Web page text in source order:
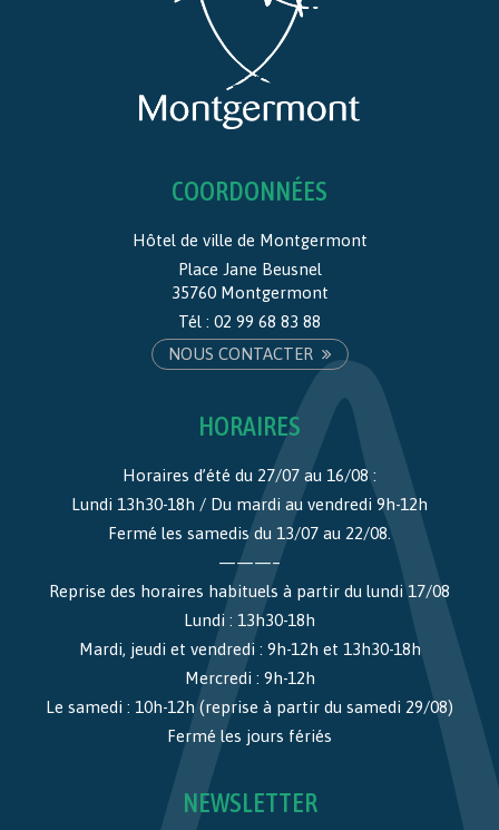
COORDONNÉES
Hôtel de ville de Montgermont
Place Jane Beusnel
35760 Montgermont
Tél : 02 99 68 83 88
NOUS CONTACTER
HORAIRES
Horaires d’été du 27/07 au 16/08 :
Lundi 13h30-18h / Du mardi au vendredi 9h-12h
Fermé les samedis du 13/07 au 22/08.
———–
Reprise des horaires habituels à partir du lundi 17/08
Lundi : 13h30-18h
Mardi, jeudi et vendredi : 9h-12h et 13h30-18h
Mercredi : 9h-12h
Le samedi : 10h-12h (reprise à partir du samedi 29/08)
Fermé les jours fériés
NEWSLETTER